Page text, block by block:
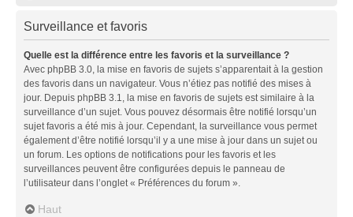
Surveillance et favoris
Quelle est la différence entre les favoris et la surveillance ?
Avec phpBB 3.0, la mise en favoris de sujets s’apparentait à la gestion
des favoris dans un navigateur. Vous n’étiez pas notifié des mises à
jour. Depuis phpBB 3.1, la mise en favoris de sujets est similaire à la
surveillance d’un sujet. Vous pouvez désormais être notifié lorsqu’un
sujet favoris a été mis à jour. Cependant, la surveillance vous permet
également d’être notifié lorsqu’il y a une mise à jour dans un sujet ou
un forum. Les options de notifications pour les favoris et les
surveillances peuvent être configurées depuis le panneau de
l’utilisateur dans l’onglet « Préférences du forum ».
Haut